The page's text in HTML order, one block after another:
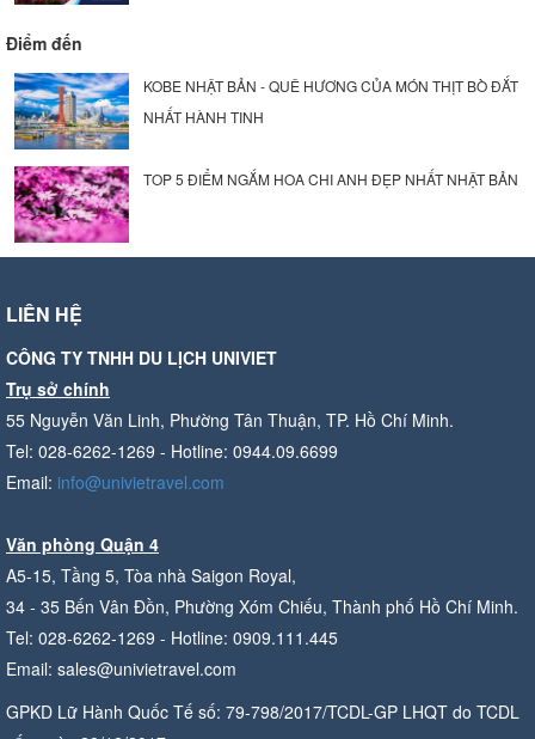
Điểm đến
KOBE NHẬT BẢN - QUÊ HƯƠNG CỦA MÓN THỊT BÒ ĐẮT
NHẤT HÀNH TINH
TOP 5 ĐIỂM NGẮM HOA CHI ANH ĐẸP NHẤT NHẬT BẢN
LIÊN HỆ
CÔNG TY TNHH DU LỊCH UNIVIET
Trụ sở chính
55 Nguyễn Văn Linh, Phường Tân Thuận, TP. Hồ Chí Minh.
Tel: 028-6262-1269 - Hotline: 0944.09.6699
Email: info@univietravel.com
Văn phòng Quận 4
A5-15, Tầng 5, Tòa nhà Saigon Royal,
34 - 35 Bến Vân Đồn, Phường Xóm Chiếu, Thành phố Hồ Chí Minh.
Tel: 028-6262-1269 - Hotline: 0909.111.445
Email: sales@univietravel.com
GPKD Lữ Hành Quốc Tế số: 79-798/2017/TCDL-GP LHQT do TCDL